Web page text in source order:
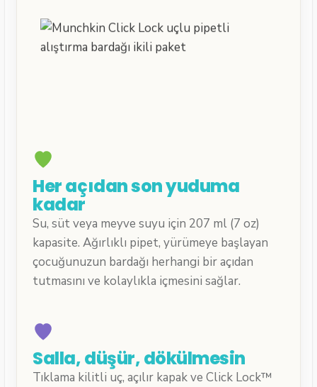
Her açıdan son yuduma
kadar
Su, süt veya meyve suyu için 207 ml (7 oz)
kapasite. Ağırlıklı pipet, yürümeye başlayan
çocuğunuzun bardağı herhangi bir açıdan
tutmasını ve kolaylıkla içmesini sağlar.
Salla, düşür, dökülmesin
Tıklama kilitli uç, açılır kapak ve Click Lock™